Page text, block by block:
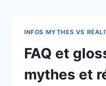
INFOS MYTHES VS
FAQ et
mythes et